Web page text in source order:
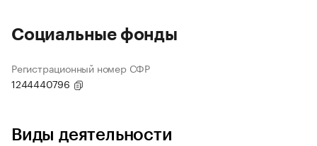
Социальные фонды
Регистрационный номер СФР
1244440796
Виды деятельности